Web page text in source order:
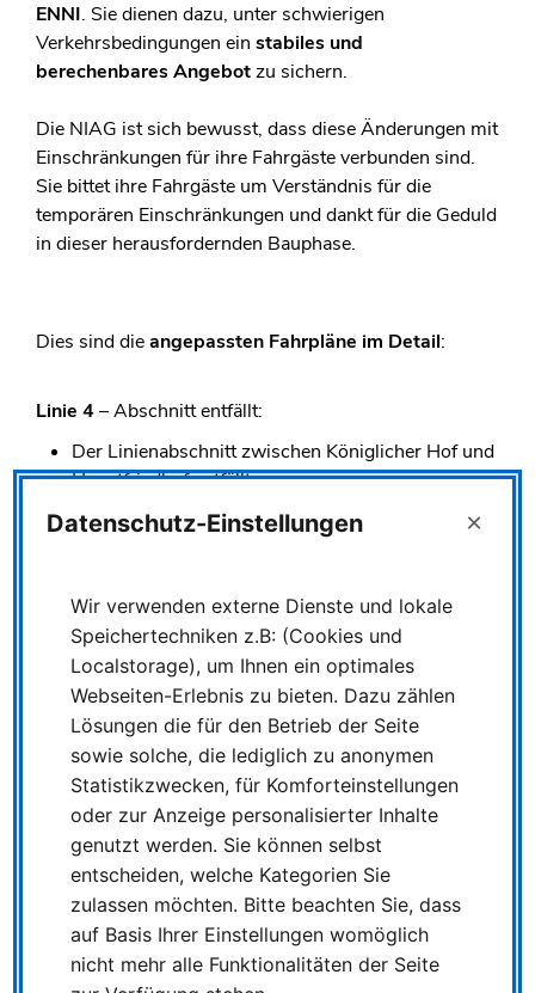
ENNI. Sie dienen dazu, unter schwierigen
Verkehrsbedingungen ein stabiles und
berechenbares Angebotzu sichern.
Die NIAG ist sich bewusst, dass diese Änderungen mit
Einschränkungen für ihre Fahrgäste verbunden sind.
Sie bittet ihre Fahrgäste um Verständnis für die
temporären Einschränkungen und dankt für die Geduld
in dieser herausfordernden Bauphase.
Dies sind dieangepassten Fahrpläne im Detail:
Linie 4– Abschnitt entfällt:
Der Linienabschnitt zwischen Königlicher Hof und
Hauptfriedhof entfällt.
Die Haltestellen Rathaus, Steinschen,
Arnulfstraße, Schwanenring, Fasanenstraße,
bedient.
Als alternative Verbindung stehen die Linien
SB10, SB30, 912, 929 und 7 zur Verfügung.
Linie SB30– Umleitung über Autobahn:
Umleitung: In Richtung Duisburg wird die Linie ab
Datenschutz-Einstellungen ×
Wir verwenden externe Dienste und lokale
Speichertechniken z.B: (Cookies und
Localstorage), um Ihnen ein optimales
Webseiten-Erlebnis zu bieten. Dazu zählen
Lösungen die für den Betrieb der Seite
sowie solche, die lediglich zu anonymen
Statistikzwecken, für Komforteinstellungen
oder zur Anzeige personalisierter Inhalte
genutzt werden. Sie können selbst
entscheiden, welche Kategorien Sie
zulassen möchten. Bitte beachten Sie, dass
auf Basis Ihrer Einstellungen womöglich
nicht mehr alle Funktionalitäten der Seite